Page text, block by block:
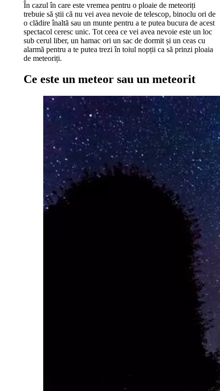
În cazul în care este vremea pentru o ploaie de meteoriți
trebuie să știi că nu vei avea nevoie de telescop, binoclu ori de
o clădire înaltă sau un munte pentru a te putea bucura de acest
spectacol ceresc unic. Tot ceea ce vei avea nevoie este un loc
sub cerul liber, un hamac ori un sac de dormit și un ceas cu
alarmă pentru a te putea trezi în toiul nopții ca să prinzi ploaia
de meteoriți.
Ce este un meteor sau un meteorit